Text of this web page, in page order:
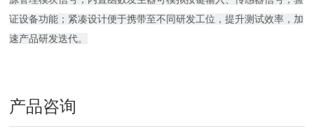
证设备功能；紧凑设计便于携带至不同研发工位，提升测试效率，加
速产品研发迭代。
产品咨询